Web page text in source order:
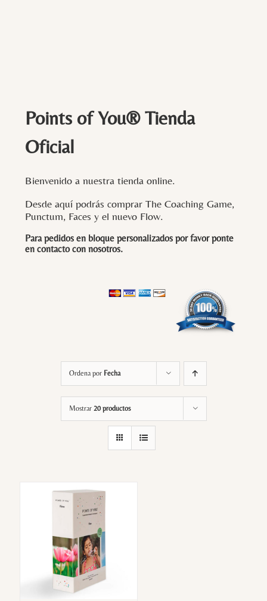
Points of You® Tienda
Oficial
Bienvenido a nuestra tienda online.
Desde aquí podrás comprar The Coaching Game,
Punctum, Faces y el nuevo Flow.
Para pedidos en bloque personalizados por favor ponte
en contacto con nosotros.
Ordena por Fecha
Mostrar 20 productos